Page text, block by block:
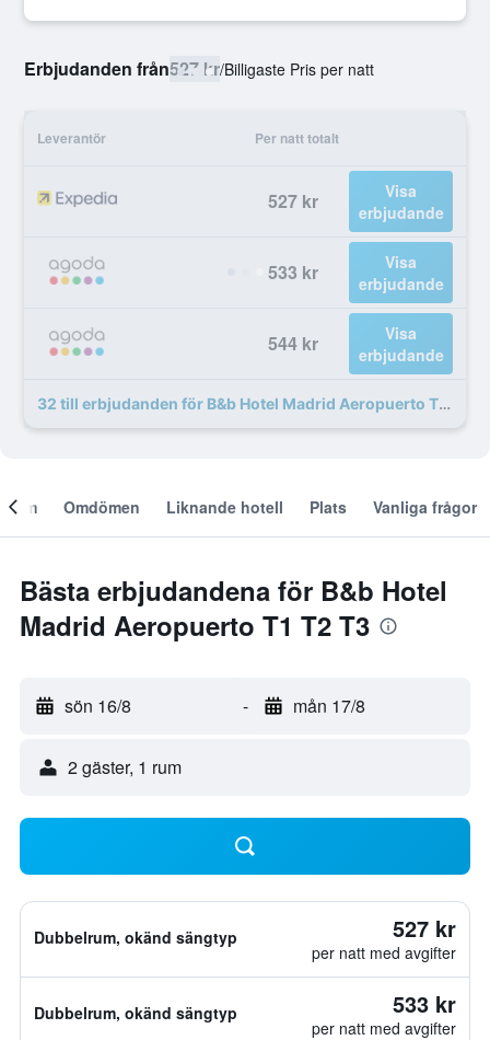
Erbjudanden från527 kr/Billigaste Pris per natt
Leverantör Per natt totalt
527 kr
Visa
erbjudande
533 kr
Visa
erbjudande
544 kr
Visa
erbjudande
32 till erbjudanden för B&b Hotel Madrid Aeropuerto T1 T2 T3
Om Omdömen Liknande hotell Plats Vanliga frågor
Bästa erbjudandena för B&b Hotel
Madrid Aeropuerto T1 T2 T3
sön 16/8 - mån 17/8
2 gäster, 1 rum
Dubbelrum, okänd sängtyp 527 kr
per natt med avgifter
Dubbelrum, okänd sängtyp 533 kr
per natt med avgifter